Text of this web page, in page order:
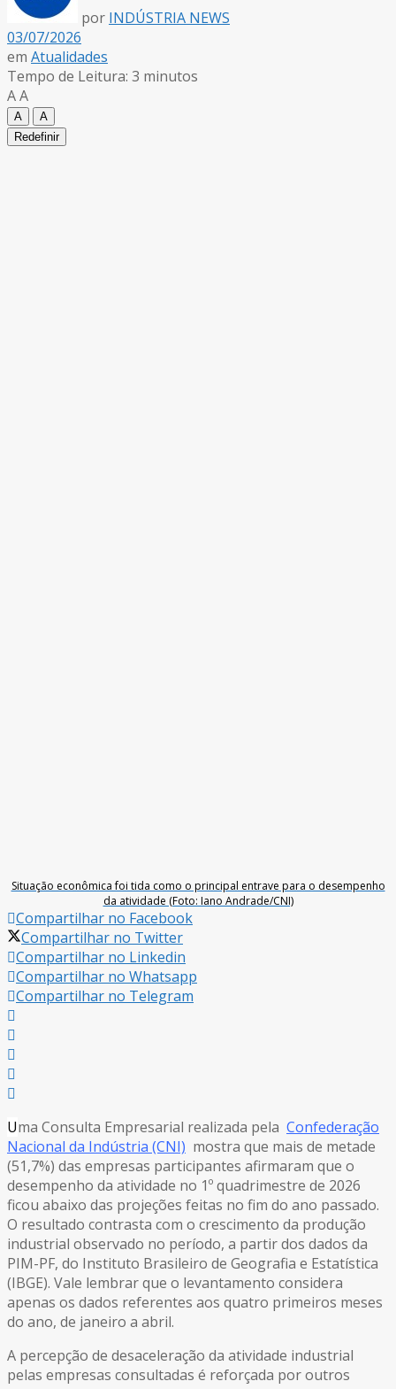
por INDÚSTRIA NEWS
03/07/2026
em Atualidades
Tempo de Leitura: 3 minutos
AA
A
A
Redefinir
Situação econômica foi tida como o principal entrave para o desempenho
da atividade (Foto: Iano Andrade/CNI)
Compartilhar no Facebook
Compartilhar no Twitter
Compartilhar no Linkedin
Compartilhar no Whatsapp
Compartilhar no Telegram
Uma Consulta Empresarial realizada pela Confederação
Nacional da Indústria (CNI) mostra que mais de metade
(51,7%) das empresas participantes afirmaram que o
desempenho da atividade no 1º quadrimestre de 2026
ficou abaixo das projeções feitas no fim do ano passado.
O resultado contrasta com o crescimento da produção
industrial observado no período, a partir dos dados da
PIM-PF, do Instituto Brasileiro de Geografia e Estatística
(IBGE). Vale lembrar que o levantamento considera
apenas os dados referentes aos quatro primeiros meses
do ano, de janeiro a abril.
A percepção de desaceleração da atividade industrial
pelas empresas consultadas é reforçada por outros